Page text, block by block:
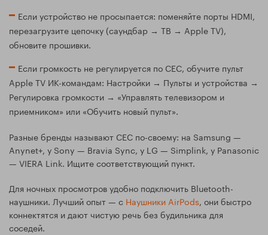
Если устройство не просыпается: поменяйте порты HDMI,
перезагрузите цепочку (саундбар → ТВ → Apple TV),
обновите прошивки.
Если громкость не регулируется по CEC, обучите пульт
Apple TV ИК-командам: Настройки → Пульты и устройства →
Регулировка громкости → «Управлять телевизором и
приемником» или «Обучить новый пульт».
Разные бренды называют CEC по-своему: на Samsung —
Anynet+, у Sony — Bravia Sync, у LG — Simplink, у Panasonic
— VIERA Link. Ищите соответствующий пункт.
Для ночных просмотров удобно подключить Bluetooth-
наушники. Лучший опыт — с Наушники AirPods, они быстро
коннектятся и дают чистую речь без будильника для
соседей.